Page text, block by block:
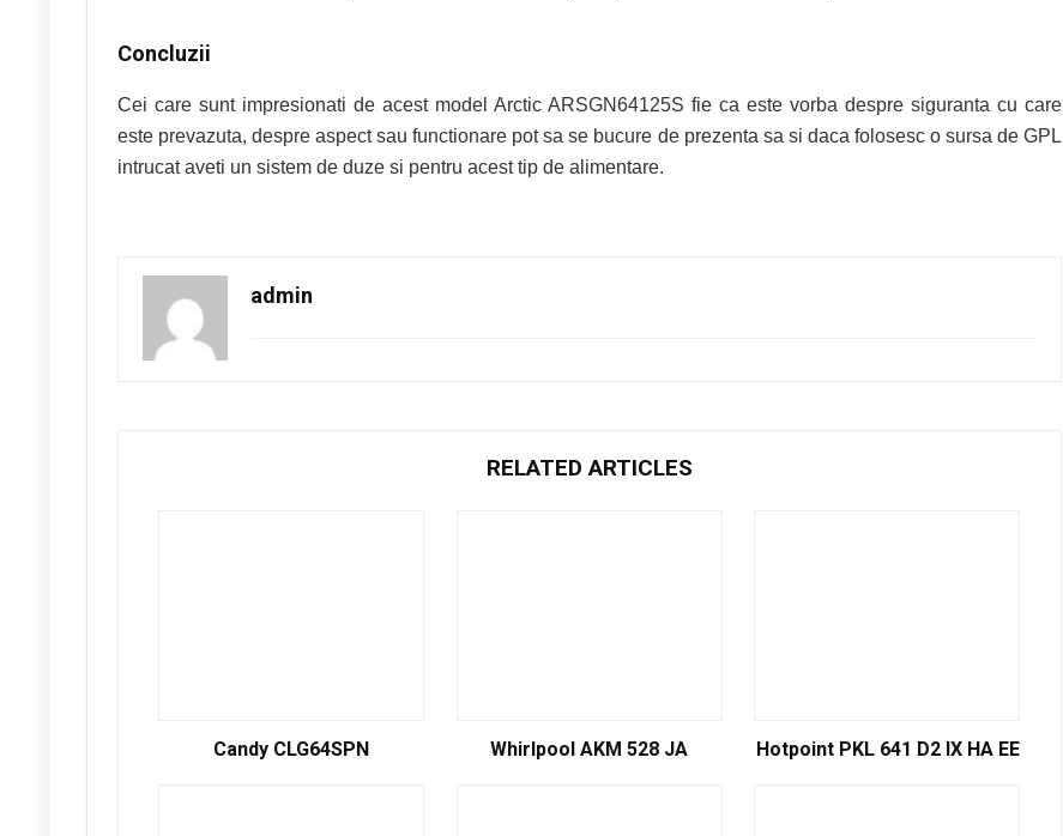
Concluzii
Cei care sunt impresionati de acest model Arctic ARSGN64125S fie ca este vorba despre siguranta cu care
este prevazuta, despre aspect sau functionare pot sa se bucure de prezenta sa si daca folosesc o sursa de GPL
intrucat aveti un sistem de duze si pentru acest tip de alimentare.
admin
RELATED ARTICLES
Candy CLG64SPN Whirlpool AKM 528 JA Hotpoint PKL 641 D2 IX HA EE